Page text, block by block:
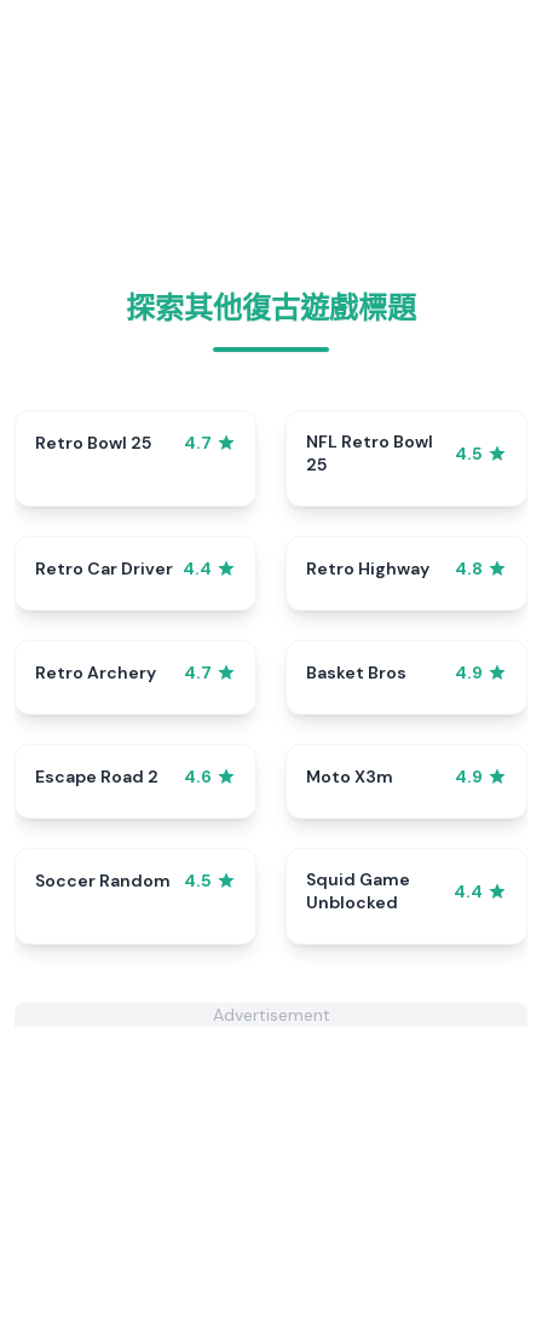
探索其他復古遊戲標題
Retro Bowl 25 4.7
NFL Retro Bowl
25
4.5
Retro Car Driver 4.4 Retro Highway 4.8
Retro Archery 4.7 Basket Bros 4.9
Escape Road 2 4.6 Moto X3m 4.9
Soccer Random 4.5
Squid Game
Unblocked
4.4
Advertisement